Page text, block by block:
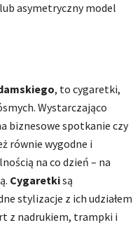
asymetryczny model
, to cygaretki,
Wystarczająco
biznesowe spotkanie czy
równie wygodne i
na co dzień – na
Cygaretkisą
stylizacje z ich udziałem
z nadrukiem, trampki i